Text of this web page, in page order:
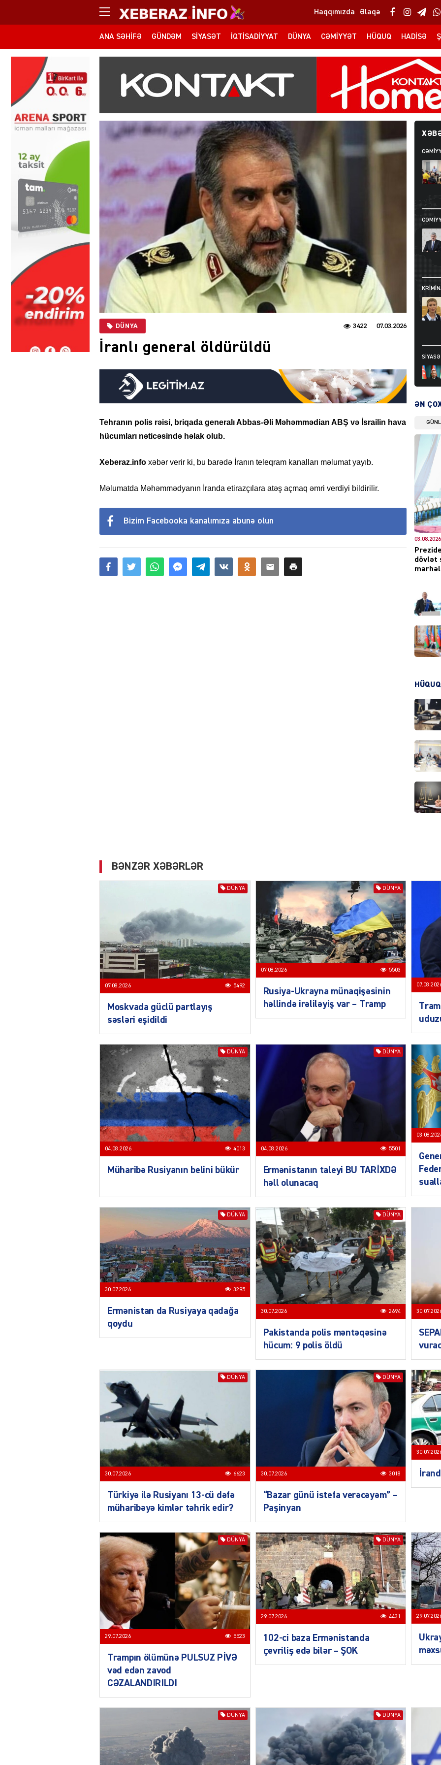
Haqqımızda Əlaqə
ANA SƏHIFƏ GÜNDƏM SIYASƏT İQTISADIYYAT DÜNYA CƏMIYYƏT HÜQUQ HADISƏ
DÜNYA 07.03.2026
3422
İranlı general öldürüldü
Tehranın polis rəisi, briqada generalı Abbas-Əli Məhəmmədian ABŞ və İsrailin hava
hücumları nəticəsində həlak olub.
Xeberaz.info xəbər verir ki, bu barədə İranın teleqram kanalları məlumat yayıb.
Məlumatda Məhəmmədyanın İranda etirazçılara atəş açmaq əmri verdiyi bildirilir.
Bizim Facebooka kanalımıza abunə olun
DÜNYA
DÜNYA
XARİCİ
HADISƏ
DÜNYA
SOSIAL
ŞOU-
ƏN
03.08.2026
dövlət
HÜQUQ
BƏNZƏR XƏBƏRLƏR
DÜNYA
07.08.2026 5492
Moskvada güclü partlayış
səsləri eşidildi
DÜNYA
07.08.2026 5503
Rusiya-Ukrayna münaqişəsinin
həllində irəliləyiş var – Tramp
DÜNYA
04.08.2026 4013
Müharibə Rusiyanın belini bükür
DÜNYA
04.08.2026 5501
Ermənistanın taleyi BU TARİXDƏ
həll olunacaq
DÜNYA
30.07.2026 3295
Ermənistan da Rusiyaya qadağa
qoydu
DÜNYA
30.07.2026 2694
Pakistanda polis məntəqəsinə
hücum: 9 polis öldü
DÜNYA
30.07.2026 6623
Türkiyə ilə Rusiyanı 13-cü dəfə
müharibəyə kimlər təhrik edir?
DÜNYA
30.07.2026 3018
“Bazar günü istefa verəcəyəm” –
Paşinyan
DÜNYA
29.07.2026 5523
Trampın ölümünə PULSUZ PİVƏ
vəd edən zavod
CƏZALANDIRILDI
DÜNYA
29.07.2026 4431
102-ci baza Ermənistanda
çevriliş edə bilər – ŞOK
DÜNYA DÜNYA